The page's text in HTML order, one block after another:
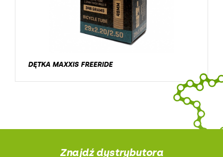
DĘTKA MAXXIS FREERIDE
Znajdź dystrybutora